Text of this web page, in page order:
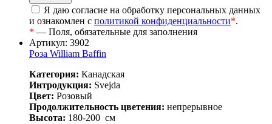
Я даю согласие на обработку персональных данных
и ознакомлен с политикой конфиденциальности*.
* — Поля, обязательные для заполнения
Артикул: 3902
Роза William Baffin
Категория: Канадская
Интродукция: Svejda
Цвет: Розовый
Продолжительность цветения: непрерывное
Высота: 180-200 см